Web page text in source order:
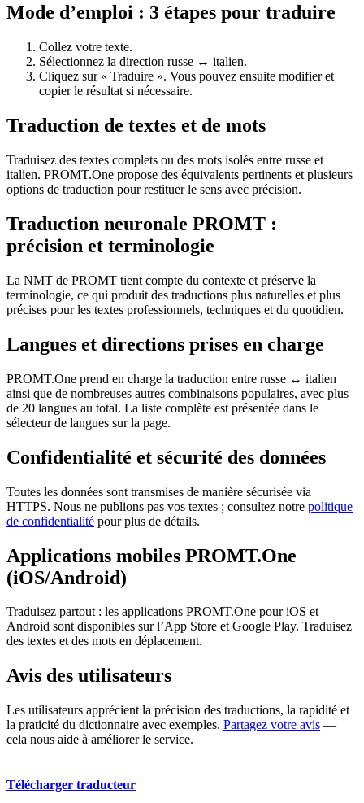
Mode d’emploi : 3 étapes pour traduire
Collez votre texte.
Sélectionnez la direction russe ↔ italien.
Cliquez sur « Traduire ». Vous pouvez ensuite modifier et
copier le résultat si nécessaire.
Traduction de textes et de mots
Traduisez des textes complets ou des mots isolés entre russe et
italien. PROMT.One propose des équivalents pertinents et plusieurs
options de traduction pour restituer le sens avec précision.
Traduction neuronale PROMT :
précision et terminologie
La NMT de PROMT tient compte du contexte et préserve la
terminologie, ce qui produit des traductions plus naturelles et plus
précises pour les textes professionnels, techniques et du quotidien.
Langues et directions prises en charge
PROMT.One prend en charge la traduction entre russe ↔ italien
ainsi que de nombreuses autres combinaisons populaires, avec plus
de 20 langues au total. La liste complète est présentée dans le
sélecteur de langues sur la page.
Confidentialité et sécurité des données
Toutes les données sont transmises de manière sécurisée via
HTTPS. Nous ne publions pas vos textes ; consultez notre politique
de confidentialité pour plus de détails.
Applications mobiles PROMT.One
(iOS/Android)
Traduisez partout : les applications PROMT.One pour iOS et
Android sont disponibles sur l’App Store et Google Play. Traduisez
des textes et des mots en déplacement.
Avis des utilisateurs
Les utilisateurs apprécient la précision des traductions, la rapidité et
la praticité du dictionnaire avec exemples. Partagez votre avis —
cela nous aide à améliorer le service.
Télécharger traducteur